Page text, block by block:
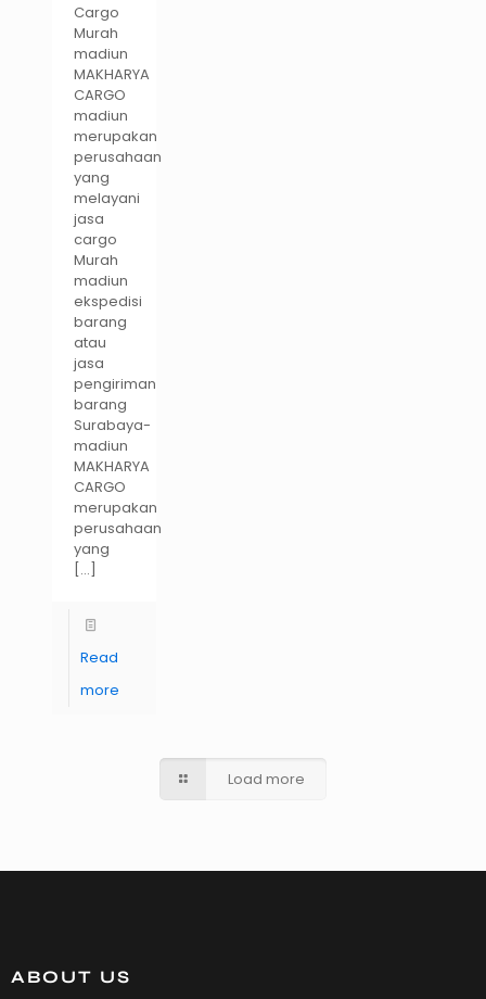
Cargo
Murah
madiun
MAKHARYA
CARGO
madiun
merupakan
perusahaan
yang
melayani
jasa
cargo
Murah
madiun
ekspedisi
barang
atau
jasa
pengiriman
barang
Surabaya-
madiun
MAKHARYA
CARGO
merupakan
perusahaan
yang
[…]
Read
more
Load more
ABOUT US